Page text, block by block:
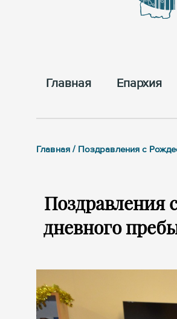
Главная Епархия
Главная / Поздравления с
Поздравления
дневного